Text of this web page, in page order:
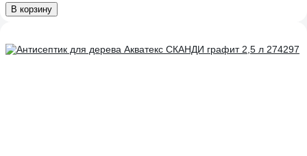
В корзину